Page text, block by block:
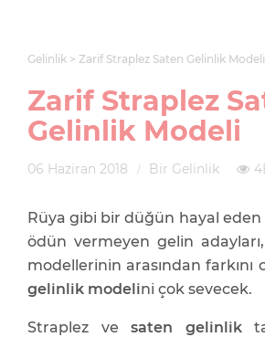
Gelinlik Zarif Straplez Saten Gelinlik Modeli
Zarif Straplez
Gelinlik Modeli
06 Haziran 2018 Bir Gelinlik
Rüya gibi bir düğün hayal
ödün vermeyen gelin
modellerinin arasından farkını
gelinlik modelini çok sevecek.
Straplez vesaten gelinlik